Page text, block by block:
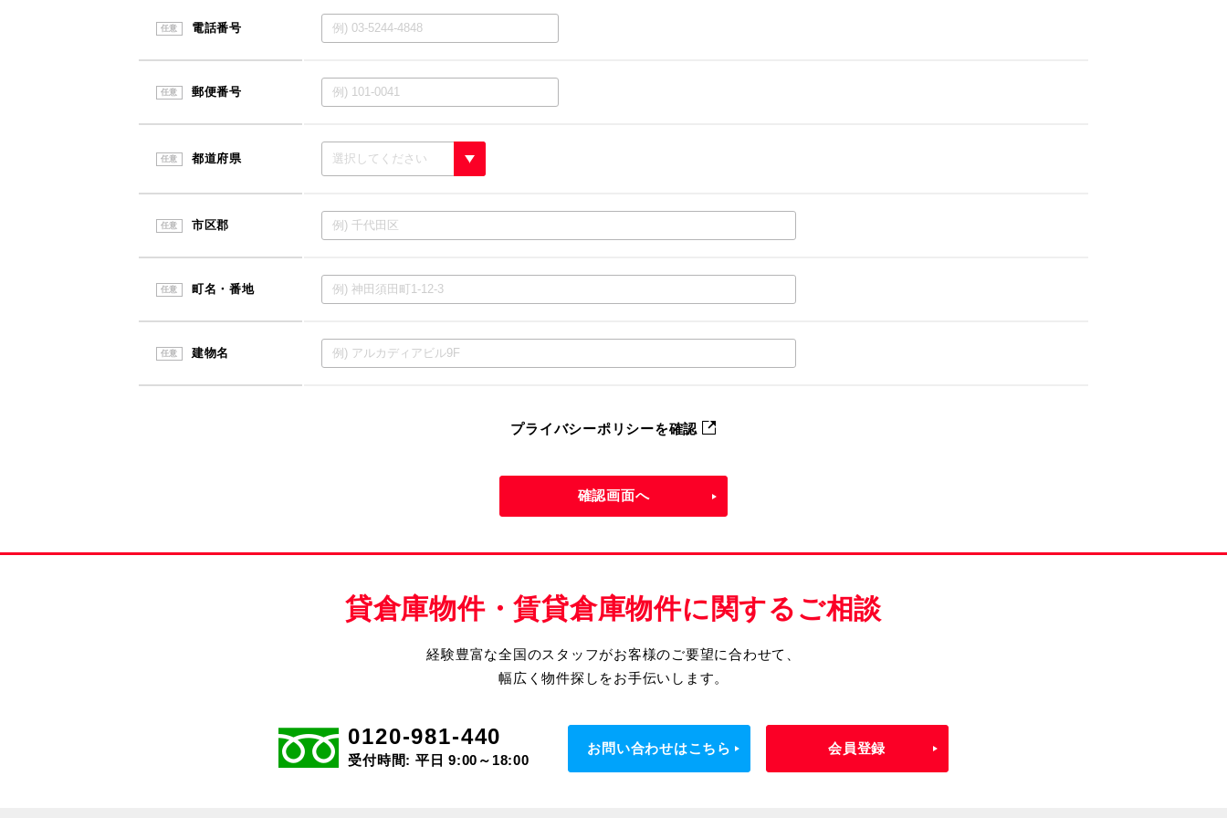
任意 電話番号
任意 郵便番号
任意 都道府県
任意 市区郡
任意 町名・番地
任意 建物名
プライバシーポリシーを確認
確認画面へ
貸倉庫物件・賃貸倉庫物件に関するご相談
経験豊富な全国のスタッフがお客様のご要望に合わせて、
幅広く物件探しをお手伝いします。
0120-981-440
受付時間: 平日 9:00～18:00
お問い合わせはこちら 会員登録